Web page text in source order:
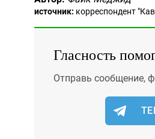
источник: корреспондент
Гласность
Отправь сообщение,